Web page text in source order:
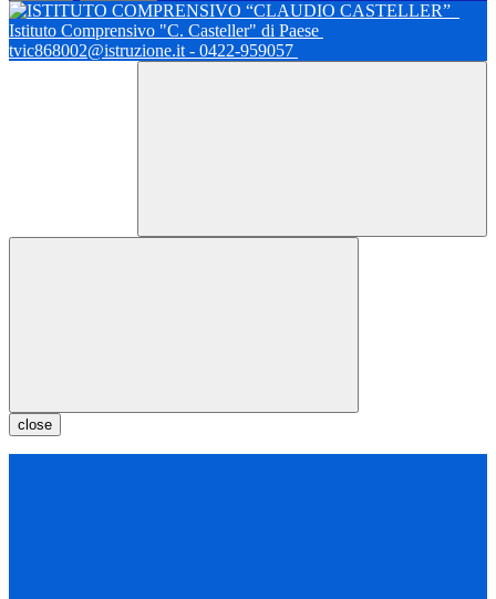
Istituto Comprensivo "C. Casteller" di Paese
tvic868002@istruzione.it - 0422-959057
close